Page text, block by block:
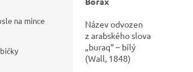
na mince
Název odvozen
z arabského slova
„buraq“ – bílý
(Wall, 1848)